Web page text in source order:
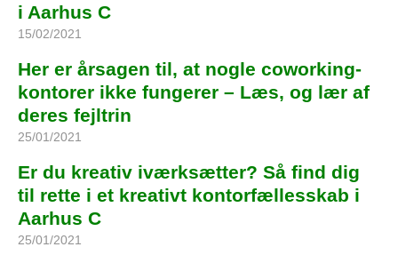
i Aarhus C
15/02/2021
Her er årsagen til, at nogle coworking-
kontorer ikke fungerer – Læs, og lær af
deres fejltrin
25/01/2021
Er du kreativ iværksætter? Så find dig
til rette i et kreativt kontorfællesskab i
Aarhus C
25/01/2021